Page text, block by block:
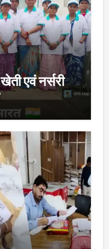
एवं नर्सरी